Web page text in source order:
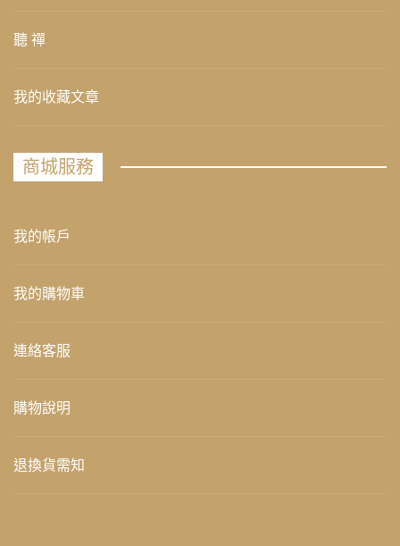
聽 禪
我的收藏文章
商城服務
我的帳戶
我的購物車
連絡客服
購物說明
退換貨需知